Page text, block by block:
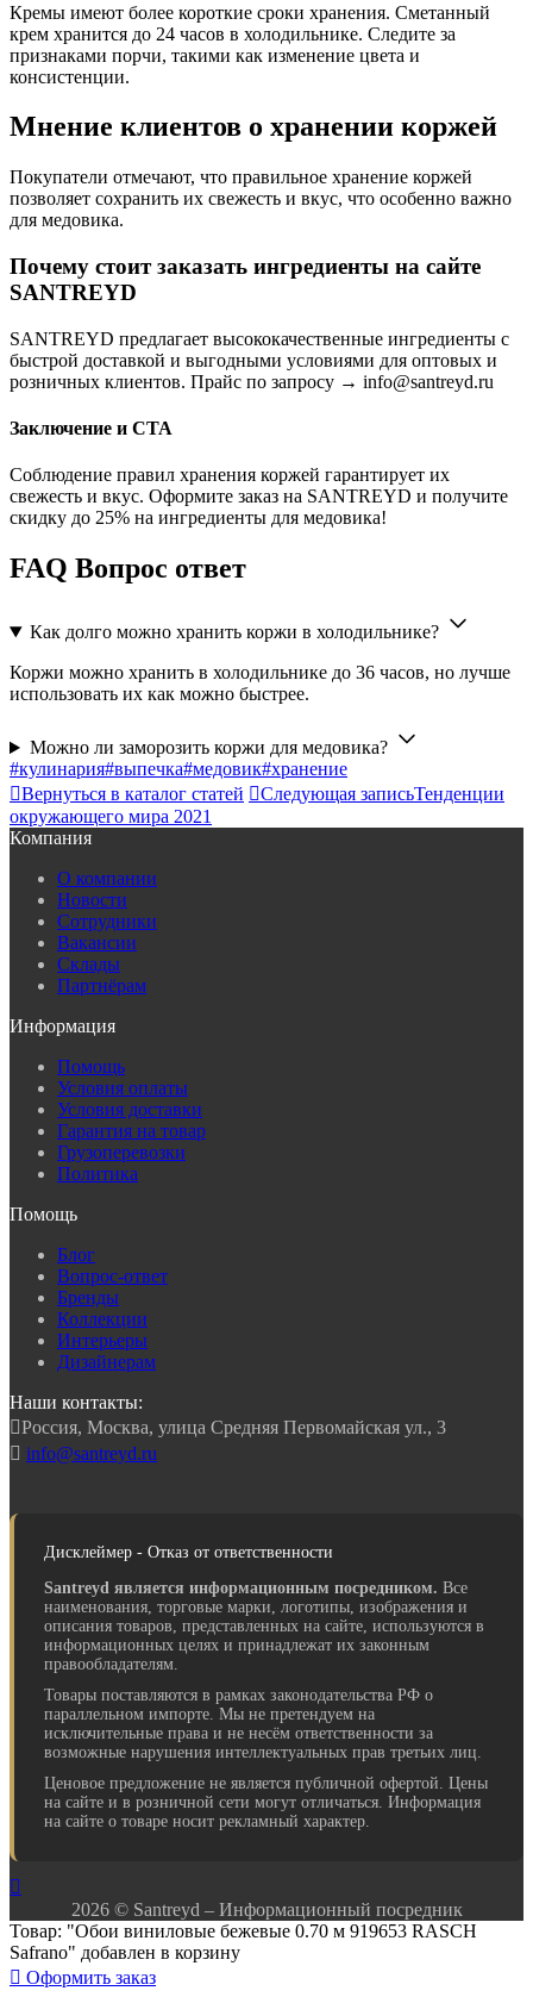
Кремы имеют более короткие сроки хранения. Сметанный
крем хранится до 24 часов в холодильнике. Следите за
признаками порчи, такими как изменение цвета и
консистенции.
Мнение клиентов о хранении коржей
Покупатели отмечают, что правильное хранение коржей
позволяет сохранить их свежесть и вкус, что особенно важно
для медовика.
Почему стоит заказать ингредиенты на сайте
SANTREYD
SANTREYD предлагает высококачественные ингредиенты с
быстрой доставкой и выгодными условиями для оптовых и
розничных клиентов. Прайс по запросу → info@santreyd.ru
Заключение и CTA
Соблюдение правил хранения коржей гарантирует их
свежесть и вкус. Оформите заказ на SANTREYD и получите
скидку до 25% на ингредиенты для медовика!
FAQ Вопрос ответ
Как долго можно хранить коржи в холодильнике?
Коржи можно хранить в холодильнике до 36 часов, но лучше
использовать их как можно быстрее.
Можно ли заморозить коржи для медовика?
#кулинария#выпечка#медовик#хранение
Вернуться в каталог статей Следующая записьТенденции
окружающего мира 2021
Компания
О компании
Новости
Сотрудники
Вакансии
Склады
Партнёрам
Информация
Помощь
Условия оплаты
Условия доставки
Гарантия на товар
Грузоперевозки
Политика
Помощь
Блог
Вопрос-ответ
Бренды
Коллекции
Интерьеры
Дизайнерам
Наши контакты:
Россия, Москва, улица Средняя Первомайская ул., 3
 info@santreyd.ru
Дисклеймер - Отказ от ответственности
Santreyd является информационным посредником. Все
наименования, торговые марки, логотипы, изображения и
описания товаров, представленных на сайте, используются в
информационных целях и принадлежат их законным
правообладателям.
Товары поставляются в рамках законодательства РФ о
параллельном импорте. Мы не претендуем на
исключительные права и не несём ответственности за
возможные нарушения интеллектуальных прав третьих лиц.
Ценовое предложение не является публичной офертой. Цены
на сайте и в розничной сети могут отличаться. Информация
на сайте о товаре носит рекламный характер.

2026 © Santreyd – Информационный посредник
Товар: "Обои виниловые бежевые 0.70 м 919653 RASCH
Safrano" добавлен в корзину
 Оформить заказ